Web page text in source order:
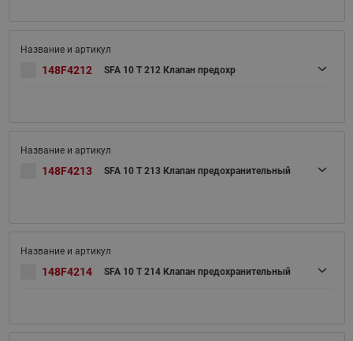
148F4212 SFA 10 T 212 Клапан предохр
148F4213 SFA 10 T 213 Клапан предохранительный
148F4214 SFA 10 T 214 Клапан предохранительный